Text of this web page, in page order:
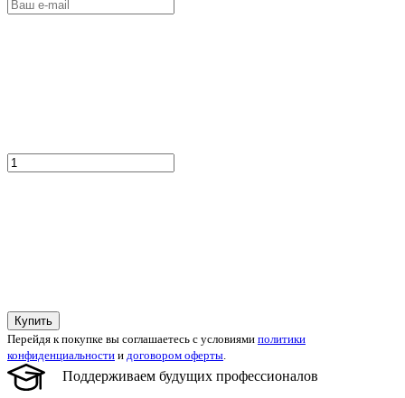
Купить
Перейдя к покупке вы соглашаетесь с условиями политики
конфиденциальности и договором оферты.
Поддерживаем будущих профессионалов